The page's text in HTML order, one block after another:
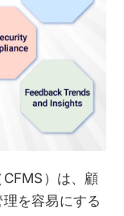
）は、顧
を容易にする